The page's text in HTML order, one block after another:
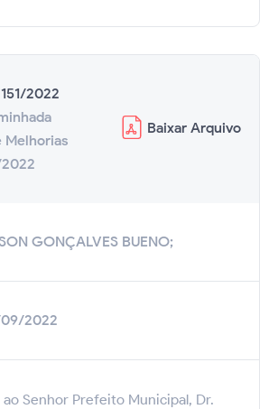
2022
Melhorias
Baixar Arquivo
GONÇALVES BUENO;
2022
Senhor Prefeito Municipal, Dr.